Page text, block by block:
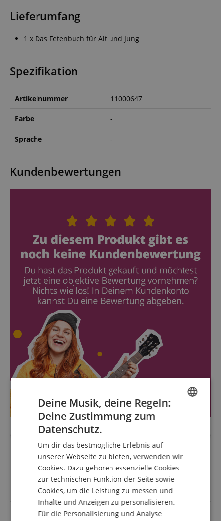
Lieferumfang
1 x Das Fetenbuch für Alt und Jung
Spezifikation
Artikelnummer 11000647
Farbe -
Sprache -
Kundenbewertungen
Fragen zum Artikel
Stelle eine Frage
Frage von Jürgen Holzmann am 08.10.2020
FRENCH
ITALIAN
SPANISH
Deine Musik, deine Regeln:
Deine Zustimmung zum
Datenschutz.
Um dir das bestmögliche Erlebnis auf
unserer Webseite zu bieten, verwenden wir
Cookies. Dazu gehören essenzielle Cookies
zur technischen Funktion der Seite sowie
Cookies, um die Leistung zu messen und
Inhalte und Anzeigen zu personalisieren.
Für die Personalisierung und Analyse